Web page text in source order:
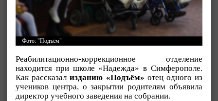
Фото: "Подъём"
Реабилитационно-коррекционное отделение
находится при школе «Надежда» в Симферополе.
Как рассказал изданию «Подъём» отец одного из
учеников центра, о закрытии родителям объявила
директор учебного заведения на собрании.